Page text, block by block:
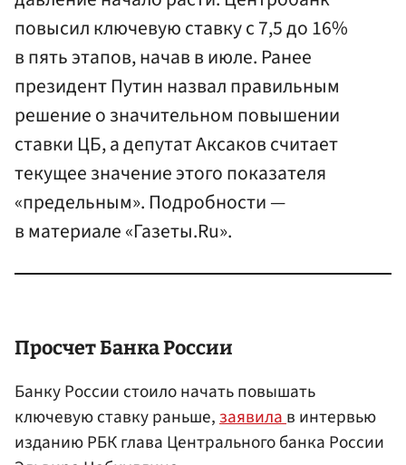
повысил ключевую ставку с 7,5 до 16%
в пять этапов, начав в июле. Ранее
президент Путин назвал правильным
решение о значительном повышении
ставки ЦБ, а депутат Аксаков считает
текущее значение этого показателя
«предельным». Подробности —
в материале «Газеты.Ru».
Просчет Банка России
Банку России стоило начать повышать
ключевую ставку раньше,заявилав интервью
изданию РБК глава Центрального банка России